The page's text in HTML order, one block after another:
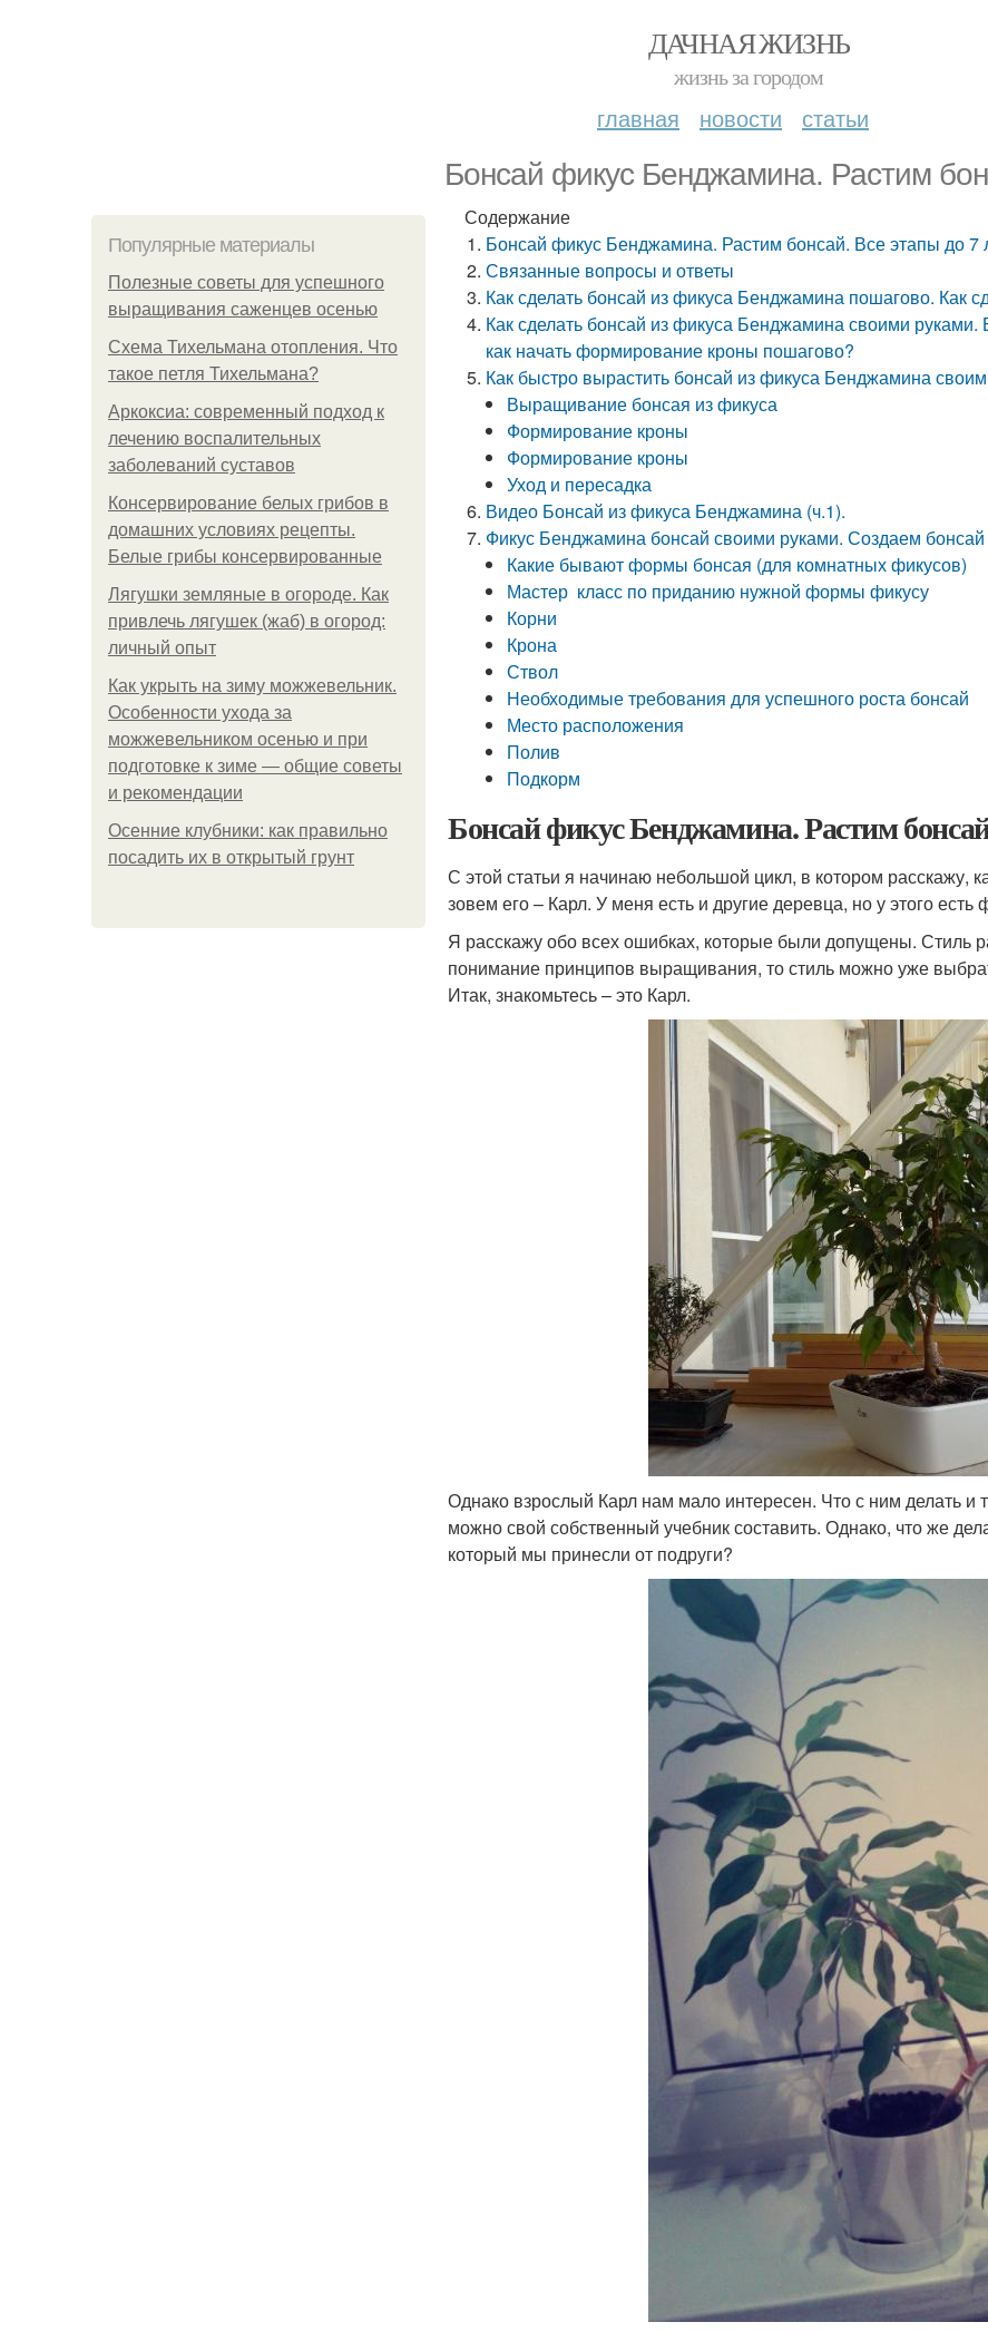
ДАЧНАЯ ЖИЗНЬ
жизнь за городом
главная новости статьи
Бонсай фикус Бенджамина. Растим
Популярные материалы
Полезные советы для успешного
выращивания саженцев осенью
Схема Тихельмана отопления. Что
такое петля Тихельмана?
Аркоксиа: современный подход к
лечению воспалительных
заболеваний суставов
Консервирование белых грибов в
домашних условиях рецепты.
Белые грибы консервированные
Лягушки земляные в огороде. Как
привлечь лягушек (жаб) в огород:
личный опыт
Как укрыть на зиму можжевельник.
Особенности ухода за
можжевельником осенью и при
подготовке к зиме — общие советы
и рекомендации
Осенние клубники: как правильно
посадить их в открытый грунт
Содержание
Бонсай фикус Бенджамина. Растим бонсай. Все этапы до 7
Связанные вопросы и ответы
Как сделать бонсай из фикуса Бенджамина пошагово. Как
Как сделать бонсай из фикуса Бенджамина своими
как начать формирование кроны пошагово?
Как быстро вырастить бонсай из фикуса Бенджамина
Выращивание бонсая из фикуса
Формирование кроны
Формирование кроны
Уход и пересадка
Видео Бонсай из фикуса Бенджамина (ч.1).
Фикус Бенджамина бонсай своими руками. Создаем
Какие бывают формы бонсая (для комнатных фикусов)
Мастер класс по приданию нужной формы фикусу
Корни
Крона
Ствол
Необходимые требования для успешного роста бонсай
Место расположения
Полив
Подкорм
Бонсай фикус Бенджамина. Растим
С этой статьи я начинаю небольшой цикл, в котором
зовем его – Карл. У меня есть и другие деревца, но у этого есть
Я расскажу обо всех ошибках, которые были допущены. Стиль
понимание принципов выращивания, то стиль можно уже
Итак, знакомьтесь – это Карл.
Однако взрослый Карл нам мало интересен. Что с ним делать и
можно свой собственный учебник составить. Однако, что же
который мы принесли от подруги?